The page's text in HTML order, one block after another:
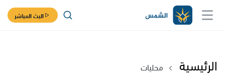
البث المباشر
الرئيسية محليات